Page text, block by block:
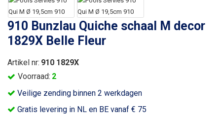
910 Bunzlau Quiche schaal M decor
1829X Belle Fleur
Veilige zending binnen 2 werkdagen
Gratis levering in NL en BE vanaf € 75
Voorraad: 2
Artikel nr: 910 1829X